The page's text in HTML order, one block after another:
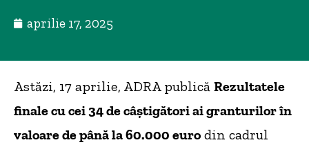
aprilie 17, 2025
Astăzi, 17 aprilie, ADRA publică Rezultatele
finale cu cei 34 de câștigători ai granturilor în
valoare de până la 60.000 euro din cadrul